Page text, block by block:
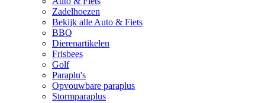
Zadelhoezen
Bekijk alle Auto & Fiets
BBQ
Dierenartikelen
Frisbees
Golf
Paraplu's
Opvouwbare paraplus
Stormparaplus